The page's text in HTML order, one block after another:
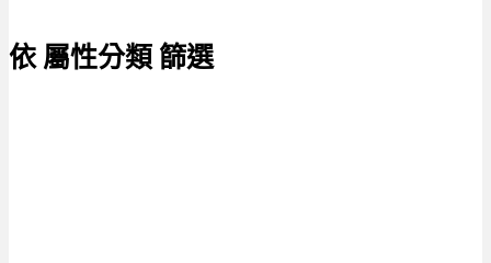
依 屬性分類 篩選